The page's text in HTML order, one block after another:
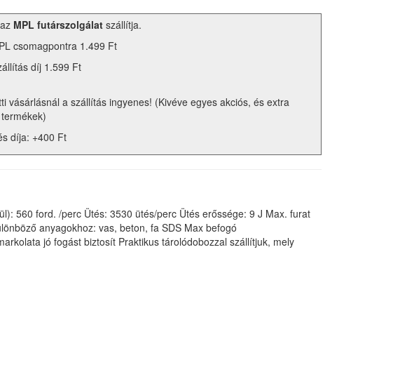
MPL futárszolgálat szállítja.
csomagpontra 1.499 Ft
díj 1.599 Ft
vásárlásnál a szállítás ingyenes! (Kivéve egyes akciós, és extra
díja: +400 Ft
560 ford. /perc Ütés: 3530 ütés/perc Ütés erőssége: 9 J Max. furat
anyagokhoz: vas, beton, fa SDS Max befogó
jó fogást biztosít Praktikus tárolódobozzal szállítjuk, mely